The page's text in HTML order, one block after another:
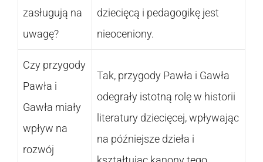
zasługują na
uwagę?
dziecięcą i pedagogikę jest
nieoceniony.
Czy przygody
Pawła i
Gawła miały
wpływ na
rozwój
Tak, przygody Pawła i Gawła
odegrały istotną rolę w historii
literatury dziecięcej, wpływając
na późniejsze dzieła i